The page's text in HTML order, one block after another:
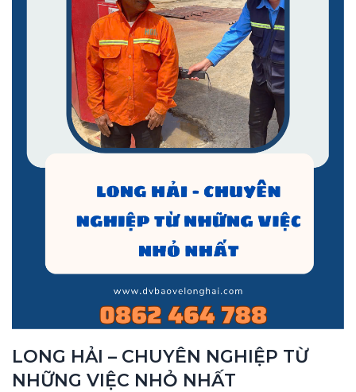
LONG HẢI – CHUYÊN NGHIỆP TỪ
NHỮNG VIỆC NHỎ NHẤT